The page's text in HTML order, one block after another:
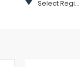
Select Region